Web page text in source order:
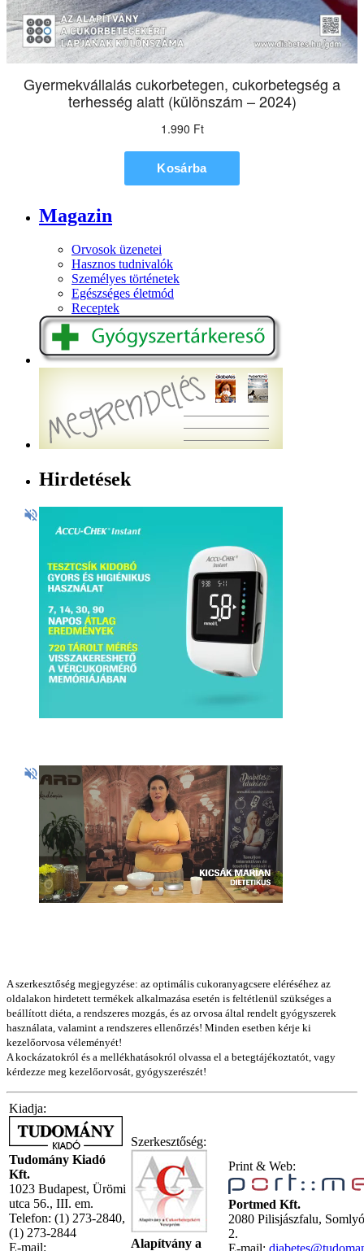
Magazin
Orvosok üzenetei
Hasznos tudnivalók
Személyes történetek
Egészséges életmód
Receptek
Hirdetések
A szerkesztőség megjegyzése: az optimális cukoranyagcsere eléréséhez az
oldalakon hirdetett termékek alkalmazása esetén is feltétlenül szükséges a
beállított diéta, a rendszeres mozgás, és az orvosa által rendelt gyógyszerek
használata, valamint a rendszeres ellenőrzés! Minden esetben kérje ki
kezelőorvosa véleményét!
A kockázatokról és a mellékhatásokról olvassa el a betegtájékoztatót, vagy
kérdezze meg kezelőorvosát, gyógyszerészét!
Kiadja:
Tudomány Kiadó
Kft.
1023 Budapest, Ürömi
utca 56., III. em.
Telefon: (1) 273-2840,
(1) 273-2844
E-mail:
Szerkesztőség:
Alapítvány a
Print & Web:
Portmed Kft.
2080 Pilisjászfalu,
2.
E-mail: